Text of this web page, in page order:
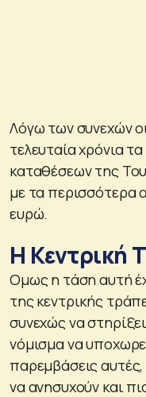
Λόγω των συνεχών
τελευταία χρόνια
καταθέσεων της
με τα περισσότερα
ευρώ.
Η Κεντρική
Ομως η τάση αυτή
της κεντρικής
συνεχώς να
νόμισμα να
παρεμβάσεις αυτές,
να ανησυχούν και